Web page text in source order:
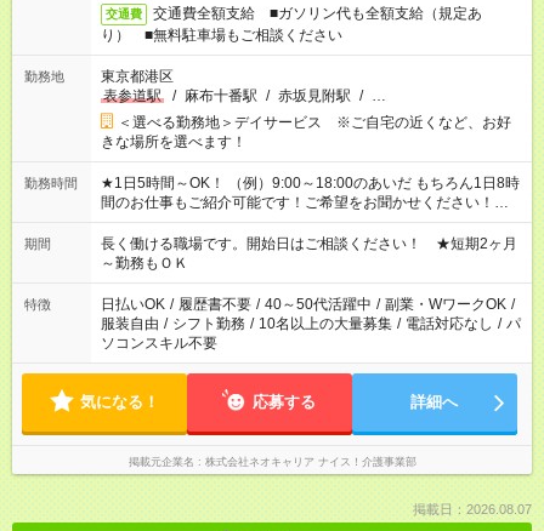
交通費
交通費全額支給 ■ガソリン代も全額支給（規定あ
り） ■無料駐車場もご相談ください
勤務地
東京都港区
表参道駅
/ 麻布十番駅 / 赤坂見附駅 / …
＜選べる勤務地＞デイサービス ※ご自宅の近くなど、お好
きな場所を選べます！
勤務時間
★1日5時間～OK！ （例）9:00～18:00のあいだ もちろん1日8時
間のお仕事もご紹介可能です！ご希望をお聞かせください！★家
庭の都合でお休みが必要な場合も遠慮なくご相談ください。 ※
週最低15時間以上の勤務が必要です
期間
長く働ける職場です。開始日はご相談ください！ ★短期2ヶ月
～勤務もＯＫ
特徴 日払いOK / 履歴書不要 / 40～50代活躍中 / 副業・WワークOK /
服装自由 / シフト勤務 / 10名以上の大量募集 / 電話対応なし / パ
ソコンスキル不要
気になる！ 応募する 詳細へ
掲載元企業名 株式会社ネオキャリア ナイス！介護事業部
掲載日：2026.08.07